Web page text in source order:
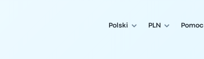
Polski PLN Pomoc